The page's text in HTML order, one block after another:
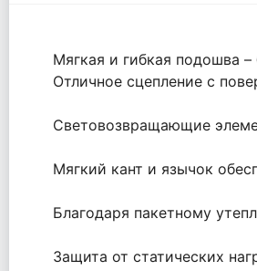
Мягкая и гибкая подошва
Отличное сцепление с
Световозвращающие
Мягкий кант и язычок
Благодаря пакетному
Защита от статических